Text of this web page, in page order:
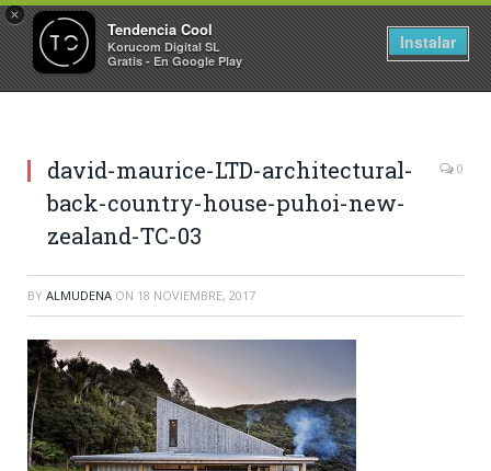
×
Tendencia Cool
Korucom Digital SL
Gratis - En Google Play
Instalar
david-maurice-LTD-architectural-
back-country-house-puhoi-new-
zealand-TC-03
0
BY ALMUDENA ON 18 NOVIEMBRE, 2017